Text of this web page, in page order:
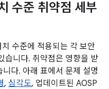
수준 취약점 세부
수준에 적용되는 각 보안
습니다. 취약점은 영향을 받
다. 아래 표에서 문제 설명
, 심각도, 업데이트된 AOSP